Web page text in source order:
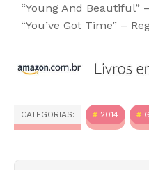
“Young And Beautiful”
“You’ve Got Time” –
CATEGORIAS: 2014